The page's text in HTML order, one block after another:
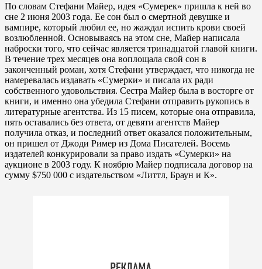
По словам Стефани Майер, идея «Сумерек» пришла к ней во
сне 2 июня 2003 года. Ее сон был о смертной девушке и
вампире, который любил ее, но жаждал испить крови своей
возлюбленной. Основываясь на этом сне, Майер написала
наброски того, что сейчас является тринадцатой главой книги.
В течение трех месяцев она воплощала свой сон в
законченный роман, хотя Стефани утверждает, что никогда не
намеревалась издавать «Сумерки» и писала их ради
собственного удовольствия. Сестра Майер была в восторге от
книги, и именно она убедила Стефани отправить рукопись в
литературные агентства. Из 15 писем, которые она отправила,
пять оставались без ответа, от девяти агентств Майер
получила отказ, и последний ответ оказался положительным,
он пришел от Джоди Ример из Дома Писателей. Восемь
издателей конкурировали за право издать «Сумерки» на
аукционе в 2003 году. К ноябрю Майер подписала договор на
сумму $750 000 с издательством «Литтл, Браун и К».